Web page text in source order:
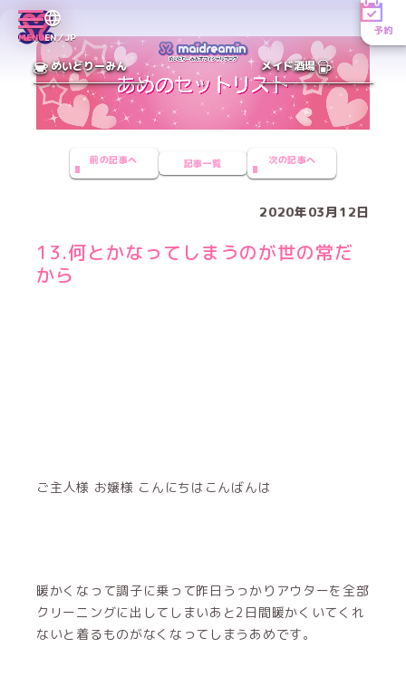
MENUEN／JP
予約
めいどりーみん メイド酒場
前の記事へ 記事一覧 次の記事へ
2020年03月12日
13.何とかなってしまうのが世の常だ
から
ご主人様 お嬢様 こんにちはこんばんは
暖かくなって調子に乗って昨日うっかりアウターを全部
クリーニングに出してしまいあと2日間暖かくいてくれ
ないと着るものがなくなってしまうあめです。